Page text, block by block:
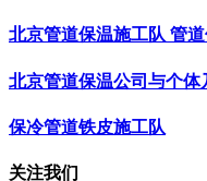
北京管道保温施工队 管
北京管道保温公司与个体
保冷管道铁皮施工队
关注我们